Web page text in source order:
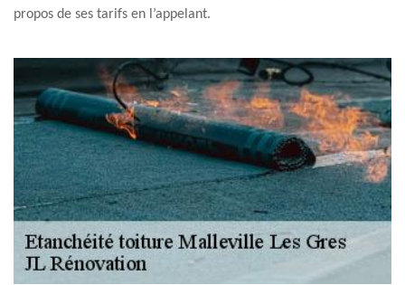
propos de ses tarifs en l’appelant.